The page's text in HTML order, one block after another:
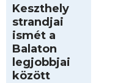
Keszthely
strandjai
ismét a
Balaton
legjobbjai
között